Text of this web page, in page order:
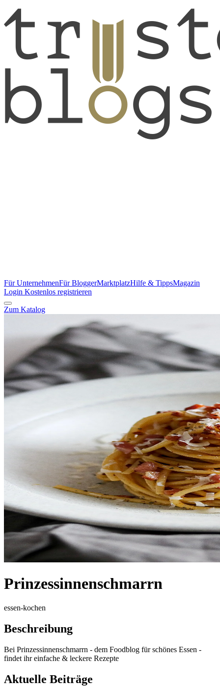
Für UnternehmenFür BloggerMarktplatzHilfe & TippsMagazin
Login Kostenlos registrieren
Zum Katalog
Prinzessinnenschmarrn
essen-kochen
Beschreibung
Bei Prinzessinnenschmarrn - dem Foodblog für schönes Essen -
findet ihr einfache & leckere Rezepte
Aktuelle Beiträge